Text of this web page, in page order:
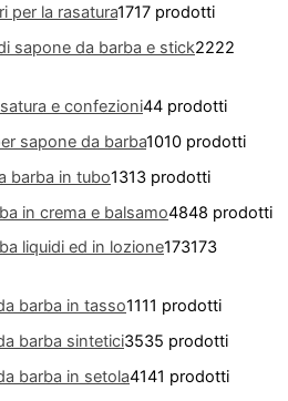
per la rasatura1717 prodotti
sapone da barba e stick2222
e confezioni44 prodotti
sapone da barba1010 prodotti
barba in tubo1313 prodotti
in crema e balsamo4848 prodotti
liquidi ed in lozione173173
barba in tasso1111 prodotti
barba sintetici3535 prodotti
barba in setola4141 prodotti